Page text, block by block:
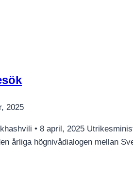
2025
• 8 april, 2025
årliga högnivådialogen mellan